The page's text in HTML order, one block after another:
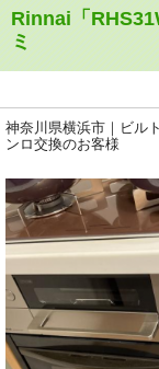
Rinnai「
ミ
神奈川県横浜市｜ビル
ンロ交換のお客様